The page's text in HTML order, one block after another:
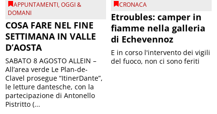
APPUNTAMENTI,OGGI &
DOMANI
COSA FARE NEL FINE
SETTIMANA IN VALLE
D’AOSTA
SABATO 8 AGOSTO ALLEIN –
All’area verde Le Plan-de-
Clavel prosegue “ItinerDante”,
le letture dantesche, con la
partecipazione di Antonello
Pistritto (...
CRONACA
Etroubles: camper in
fiamme nella galleria
di Echevennoz
E in corso l'intervento dei vigili
del fuoco, non ci sono feriti